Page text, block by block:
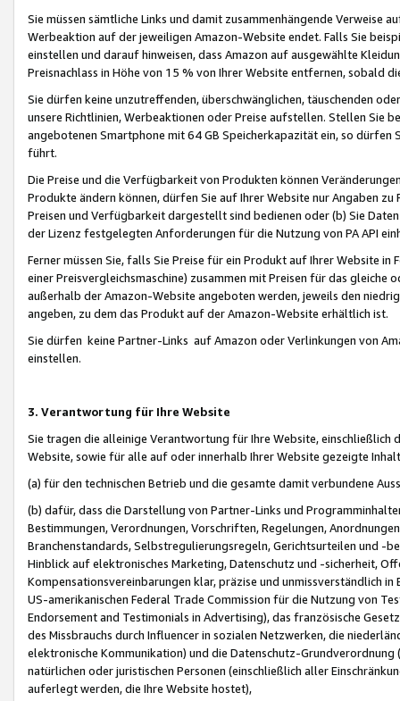
Sie müssen sämtliche Links und damit zusammenhängende
Werbeaktion auf der jeweiligen Amazon-Website endet. Falls Sie
einstellen und darauf hinweisen, dass Amazon auf ausgewählte
Preisnachlass in Höhe von 15 % von Ihrer Website entfernen, sobald
Sie dürfen keine unzutreffenden, überschwänglichen, täuschenden
unsere Richtlinien, Werbeaktionen oder Preise aufstellen. Stellen Sie
angebotenen Smartphone mit 64 GB Speicherkapazität ein, so dürfen
führt.
Die Preise und die Verfügbarkeit von Produkten können
Produkte ändern können, dürfen Sie auf Ihrer Website nur Angaben
Preisen und Verfügbarkeit dargestellt sind bedienen oder (b) Sie
der Lizenz festgelegten Anforderungen für die Nutzung von PA API
Ferner müssen Sie, falls Sie Preise für ein Produkt auf Ihrer Website
einer Preisvergleichsmaschine) zusammen mit Preisen für das
außerhalb der Amazon-Website angeboten werden, jeweils den
angeben, zu dem das Produkt auf der Amazon-Website erhältlich ist.
Sie dürfen keine Partner-Links auf Amazon oder Verlinkungen von
einstellen.
3. Verantwortung für Ihre Website
Sie tragen die alleinige Verantwortung für Ihre Website,
Website, sowie für alle auf oder innerhalb Ihrer Website gezeigte
(a) für den technischen Betrieb und die gesamte damit verbundene
(b) dafür, dass die Darstellung von Partner-Links und
Bestimmungen, Verordnungen, Vorschriften, Regelungen,
Branchenstandards, Selbstregulierungsregeln, Gerichtsurteilen und -
Hinblick auf elektronisches Marketing, Datenschutz und -sicherheit,
Kompensationsvereinbarungen klar, präzise und unmissverständlich
US-amerikanischen Federal Trade Commission für die Nutzung von
Endorsement and Testimonials in Advertising), das französische
des Missbrauchs durch Influencer in sozialen Netzwerken, die
elektronische Kommunikation) und die Datenschutz-
natürlichen oder juristischen Personen (einschließlich aller
auferlegt werden, die Ihre Website hostet),